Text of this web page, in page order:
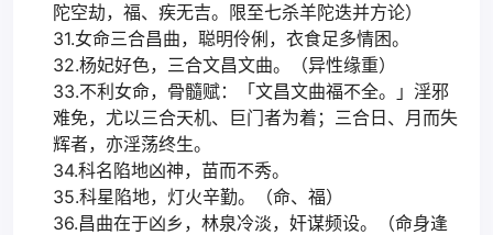
陀空劫，福、疾无吉。限至七杀羊陀迭并方论）
31.女命三合昌曲，聪明伶俐，衣食足多情困。
32.杨妃好色，三合文昌文曲。（异性缘重）
33.不利女命，骨髓赋：「文昌文曲福不全。」淫邪
难免，尤以三合天机、巨门者为着；三合日、月而失
辉者，亦淫荡终生。
34.科名陷地凶神，苗而不秀。
35.科星陷地，灯火辛勤。（命、福）
36.昌曲在于凶乡，林泉冷淡，奸谋频设。（命身逢